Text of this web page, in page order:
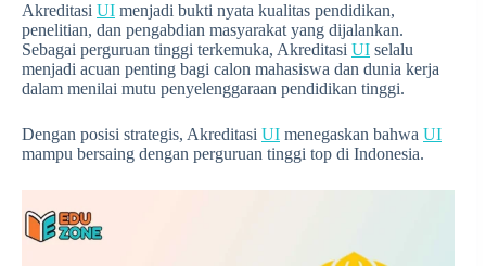
Akreditasi UI menjadi bukti nyata kualitas pendidikan,
penelitian, dan pengabdian masyarakat yang dijalankan.
Sebagai perguruan tinggi terkemuka, Akreditasi UI selalu
menjadi acuan penting bagi calon mahasiswa dan dunia kerja
dalam menilai mutu penyelenggaraan pendidikan tinggi.
Dengan posisi strategis, Akreditasi UI menegaskan bahwa UI
mampu bersaing dengan perguruan tinggi top di Indonesia.